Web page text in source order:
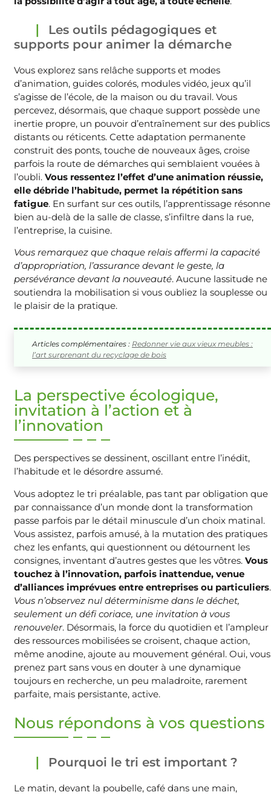
Les outils pédagogiques et
supports pour animer la démarche
Vous explorez sans relâche supports et modes
d’animation, guides colorés, modules vidéo, jeux qu’il
s’agisse de l’école, de la maison ou du travail. Vous
percevez, désormais, que chaque support possède une
inertie propre, un pouvoir d’entraînement sur des publics
distants ou réticents. Cette adaptation permanente
construit des ponts, touche de nouveaux âges, croise
parfois la route de démarches qui semblaient vouées à
l’oubli. Vous ressentez l’effet d’une animation réussie,
elle débride l’habitude, permet la répétition sans
fatigue. En surfant sur ces outils, l’apprentissage résonne
bien au-delà de la salle de classe, s’infiltre dans la rue,
l’entreprise, la cuisine.
Vous remarquez que chaque relais affermi la capacité
d’appropriation, l’assurance devant le geste, la
persévérance devant la nouveauté. Aucune lassitude ne
soutiendra la mobilisation si vous oubliez la souplesse ou
le plaisir de la pratique.
Articles complémentaires : Redonner vie aux vieux meubles :
l’art surprenant du recyclage de bois
La perspective écologique,
invitation à l’action et à
l’innovation
Des perspectives se dessinent, oscillant entre l’inédit,
l’habitude et le désordre assumé.
Vous adoptez le tri préalable, pas tant par obligation que
par connaissance d’un monde dont la transformation
passe parfois par le détail minuscule d’un choix matinal.
Vous assistez, parfois amusé, à la mutation des pratiques
chez les enfants, qui questionnent ou détournent les
consignes, inventant d’autres gestes que les vôtres. Vous
touchez à l’innovation, parfois inattendue, venue
d’alliances imprévues entre entreprises ou particuliers.
Vous n’observez nul déterminisme dans le déchet,
seulement un défi coriace, une invitation à vous
renouveler. Désormais, la force du quotidien et l’ampleur
des ressources mobilisées se croisent, chaque action,
même anodine, ajoute au mouvement général. Oui, vous
prenez part sans vous en douter à une dynamique
toujours en recherche, un peu maladroite, rarement
parfaite, mais persistante, active.
Nous répondons à vos questions
Pourquoi le tri est important ?
Le matin, devant la poubelle, café dans une main,